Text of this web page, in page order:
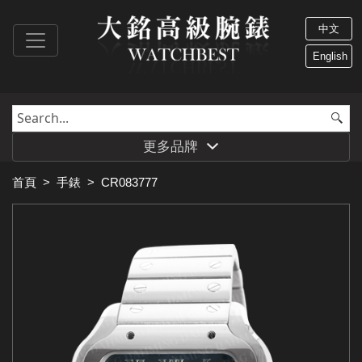
中文
English
更多品牌
首頁 > 手錶 > CR083777